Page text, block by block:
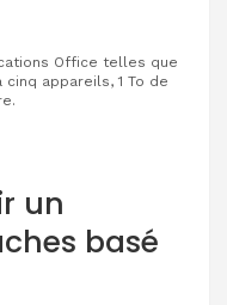
Office telles que
appareils, 1 To de
un
basé